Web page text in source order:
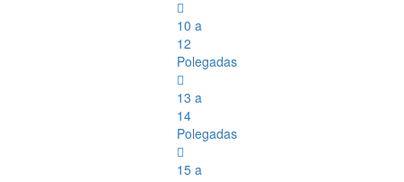
10 a
12
Polegadas
13 a
14
Polegadas
15 a